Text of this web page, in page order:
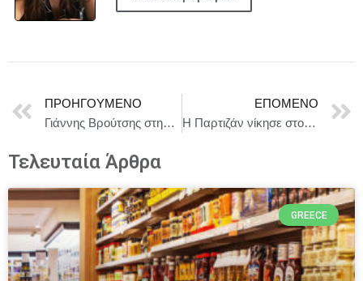
ΠΡΟΗΓΟΎΜΕΝΟ
Γιάννης Βρούτσης στην ΕΡΤ: «Να πάμε το 2028 το Ευρωπαϊκό Πρωτάθλημα στο ανανεωμένο ΟΑΚΑ»
ΕΠΌΜΕΝΟ
Η Παρτιζάν νίκησε στο Βελιγράδι τον κακό Παναθηναϊκό, 78-62
Τελευταία Άρθρα
GREECE